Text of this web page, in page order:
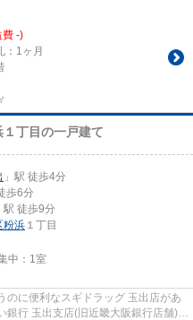
費 -)
：1ヶ月
丁目の一戸建て
」駅 徒歩4分
歩6分
駅 徒歩9分
粉浜 １丁目
中： 1室
のに便利なスギドラッグ 玉出店があ
行 玉出支店(旧近畿大阪銀行店舗)が